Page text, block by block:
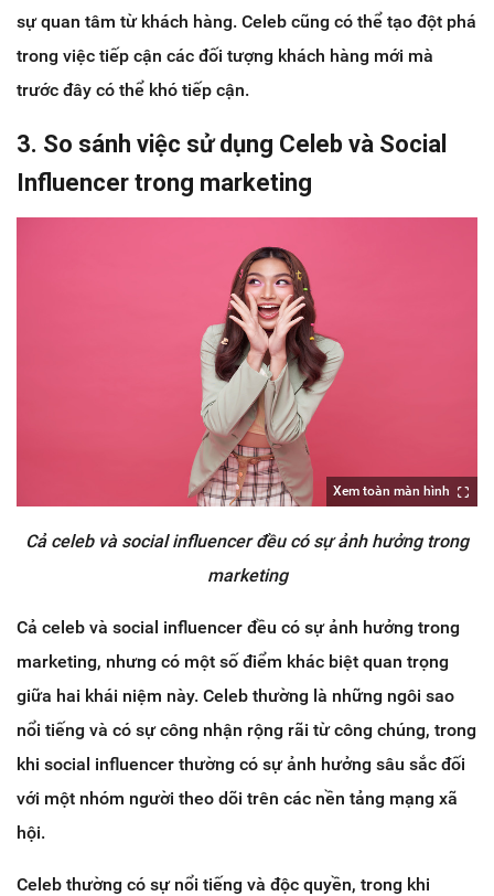
sự quan tâm từ khách hàng. Celeb cũng có thể tạo đột phá
trong việc tiếp cận các đối tượng khách hàng mới mà
trước đây có thể khó tiếp cận.
3. So sánh việc sử dụng Celeb và Social
Influencer trong marketing
Xem toàn màn hình
Cả celeb và social influencer đều có sự ảnh hưởng trong
marketing
Cả celeb và social influencer đều có sự ảnh hưởng trong
marketing, nhưng có một số điểm khác biệt quan trọng
giữa hai khái niệm này. Celeb thường là những ngôi sao
nổi tiếng và có sự công nhận rộng rãi từ công chúng, trong
khi social influencer thường có sự ảnh hưởng sâu sắc đối
với một nhóm người theo dõi trên các nền tảng mạng xã
hội.
Celeb thường có sự nổi tiếng và độc quyền, trong khi